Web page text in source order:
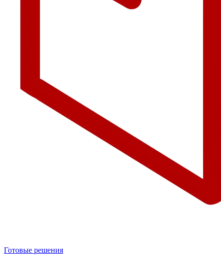
Готовые решения